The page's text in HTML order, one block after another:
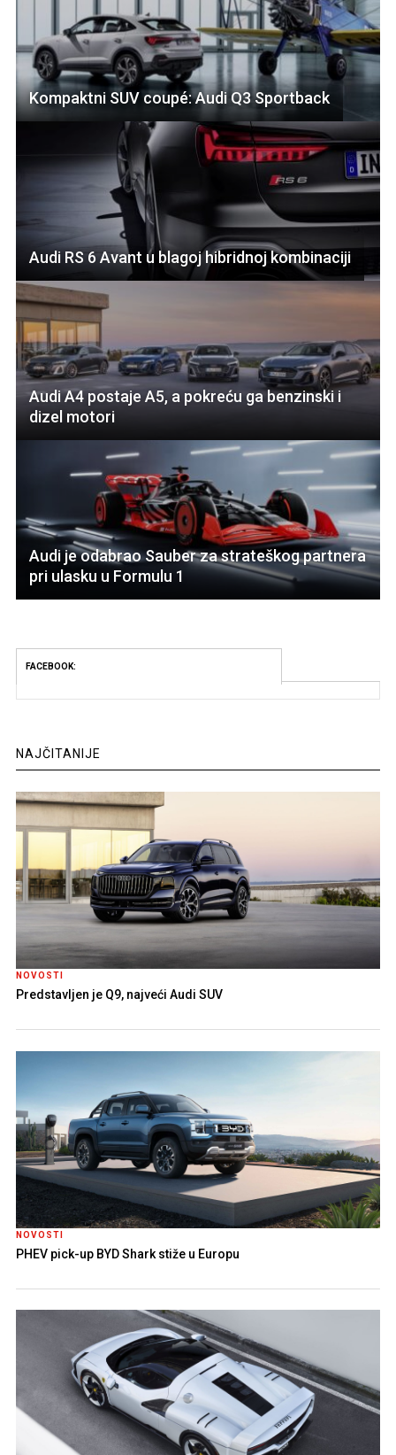
Kompaktni SUV coupé: Audi Q3 Sportback
Audi RS 6 Avant u blagoj hibridnoj kombinaciji
Audi A4 postaje A5, a pokreću ga benzinski i
dizel motori
Audi je odabrao Sauber za strateškog partnera
pri ulasku u Formulu 1
FACEBOOK:
NAJČITANIJE
NOVOSTI
Predstavljen je Q9, najveći Audi SUV
NOVOSTI
PHEV pick-up BYD Shark stiže u Europu